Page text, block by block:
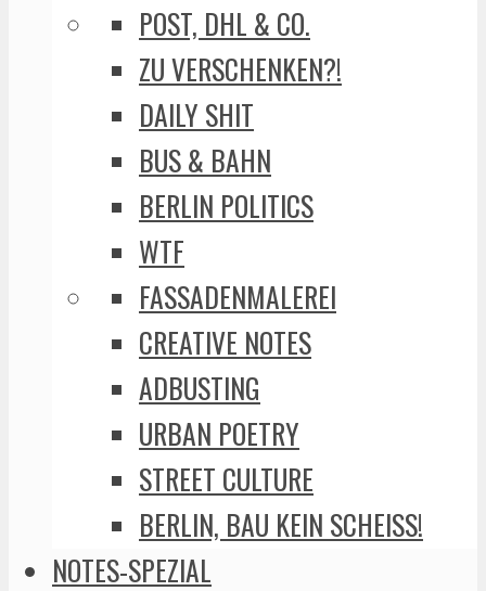
POST, DHL & CO.
ZU VERSCHENKEN?!
DAILY SHIT
BUS & BAHN
BERLIN POLITICS
WTF
FASSADENMALEREI
CREATIVE NOTES
ADBUSTING
URBAN POETRY
STREET CULTURE
BERLIN, BAU KEIN SCHEISS!
NOTES-SPEZIAL